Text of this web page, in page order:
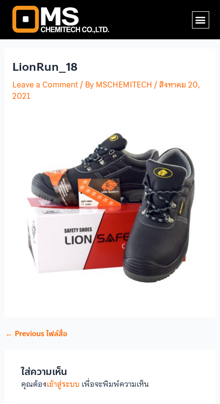
Skip
content
LionRun_18
Leave a Comment/ ByMSCHEMITECH /สิงหาคม 20,
2021
Post
navigation
← Previous ไฟล์สื่อ
ใส่ความเห็น
คุณต้องเข้าสู่ระบบ เพื่อจะพิมพ์ความเห็น